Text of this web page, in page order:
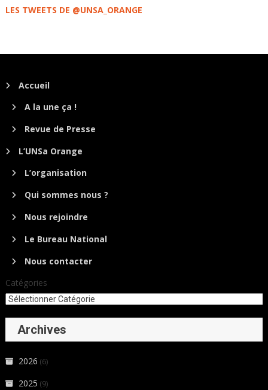
LES TWEETS DE @UNSA_ORANGE
Accueil
A la une ça !
Revue de Presse
L’UNSa Orange
L’organisation
Qui sommes nous ?
Nous rejoindre
Le Bureau National
Nous contacter
Catégories
Archives
2026 (6)
2025 (9)